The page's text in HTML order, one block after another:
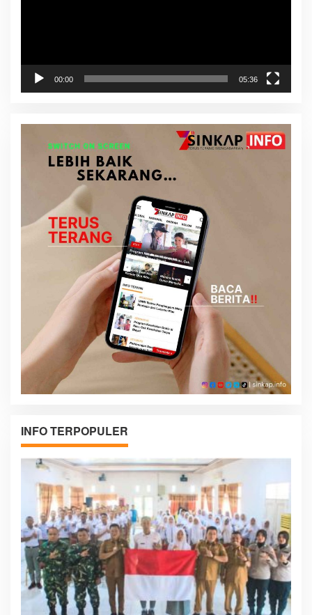
00:00 05:36
INFO TERPOPULER